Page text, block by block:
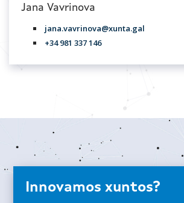
Jana Vavrinova
jana.vavrinova@xunta.gal
+34 981 337 146
Innovamos xuntos?